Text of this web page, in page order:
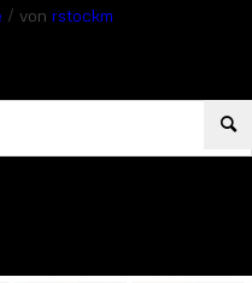
/ von rstockm